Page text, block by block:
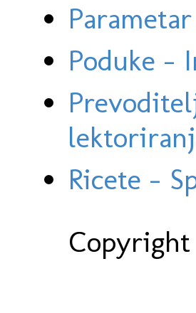
Poduke -
Ricete -
Copyright